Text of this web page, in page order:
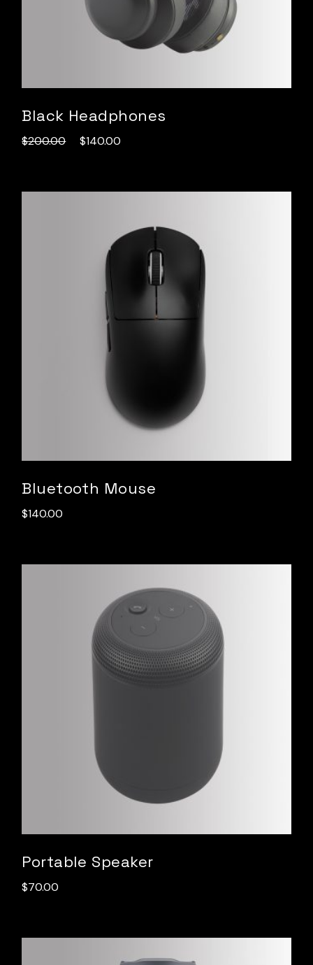
Black Headphones
$200.00 $140.00
Bluetooth Mouse
$140.00
Portable Speaker
$70.00